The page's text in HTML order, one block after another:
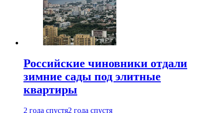
Российские чиновники отдали
зимние сады под элитные
квартиры
2 года спустя2 года спустя